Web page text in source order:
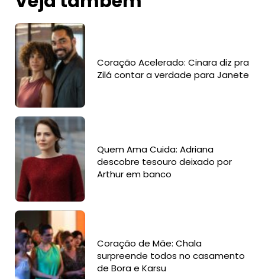
Coração Acelerado: Cinara diz pra
Zilá contar a verdade para Janete
Quem Ama Cuida: Adriana
descobre tesouro deixado por
Arthur em banco
Coração de Mãe: Chala
surpreende todos no casamento
de Bora e Karsu